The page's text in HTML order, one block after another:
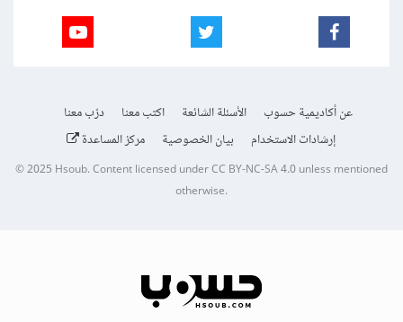
عن أكاديمية حسوب الأسئلة الشائعة اكتب معنا
درّب معنا
إرشادات الاستخدام
بيان الخصوصية مركز المساعدة
© 2025Hsoub.Content licensed underCC BY-NC-SA 4.0unless mentioned
otherwise.